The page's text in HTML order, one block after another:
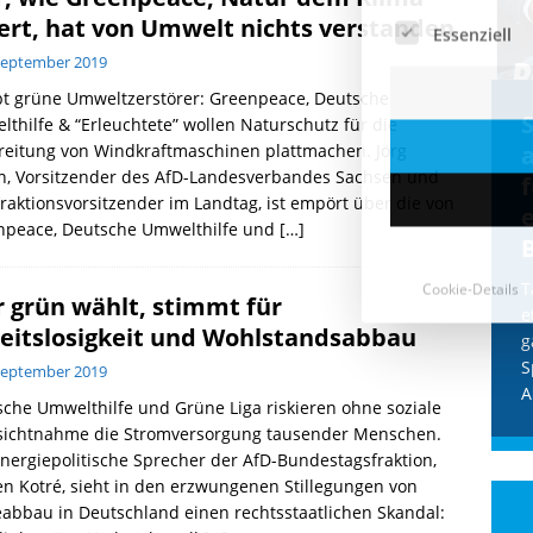
hat von Umwelt nichts verstanden
2019
grüne Umweltzerstörer: Greenpeace, Deutsche
& “Erleuchtete” wollen Naturschutz für die
von Windkraftmaschinen plattmachen. Jörg
Vorsitzender des AfD-Landesverbandes Sachsen und
im Landtag, ist empört über die von
Deutsche Umwelthilfe und […]
grün wählt, stimmt für
und Wohlstandsabbau
2019
Umwelthilfe und Grüne Liga riskieren ohne soziale
die Stromversorgung tausender Menschen.
Sprecher der AfD-Bundestagsfraktion,
Kotré, sieht in den erzwungenen Stillegungen von
in Deutschland einen rechtsstaatlichen Skandal:
CDU & Ampel wollen nach
der Wahl wieder Afghanen
einfliegen: Zeit für ein
Asylmoratorium!
halten die Wähler für dumm! Weil die
Stimmung wegen der von Afghanen
verübten Anschläge kippte, wurden die